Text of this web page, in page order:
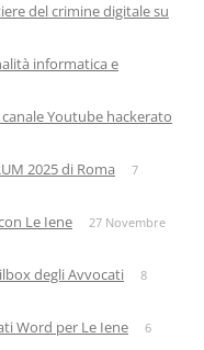
del crimine digitale su
informatica e
Youtube hackerato
2025 di Roma
7
Le Iene
27 Novembre
degli Avvocati
8
Word per Le Iene
6